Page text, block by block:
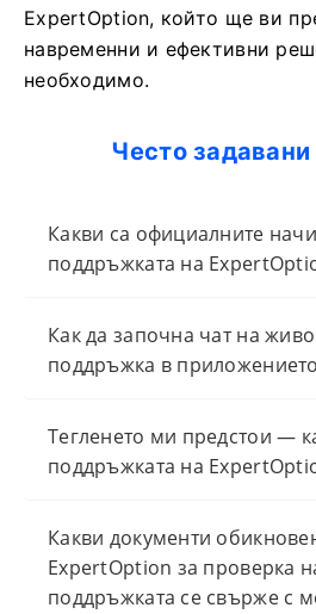
ExpertOption, който ще ви
навременни и ефективни
необходимо.
Често
Какви са официалните
поддръжката на
Как да започна чат на
поддръжка в
Тегленето ми предстои —
поддръжката на
Какви документи
ExpertOption за проверка
поддръжката се свърже с